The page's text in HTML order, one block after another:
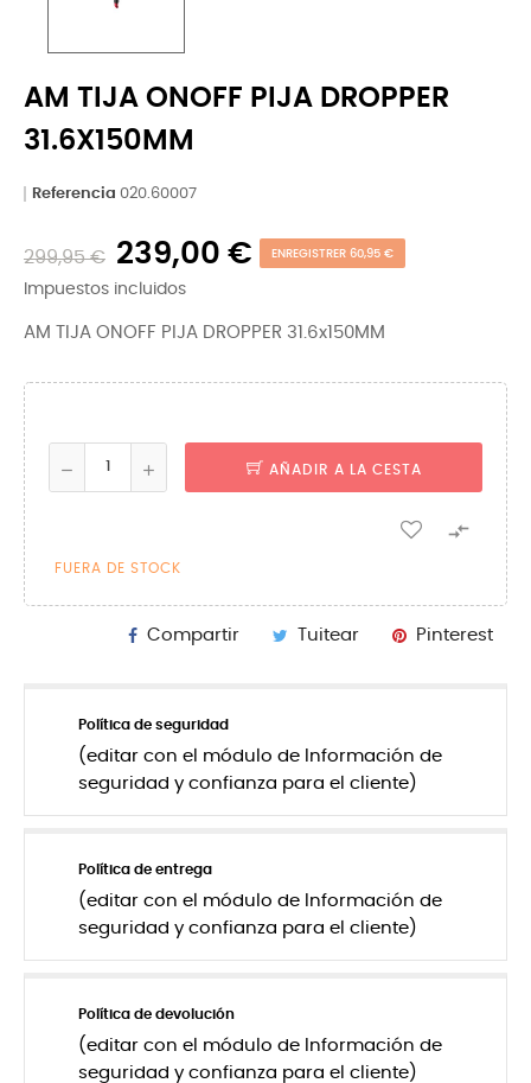
AM TIJA ONOFF PIJA DROPPER
31.6X150MM
Referencia 020.60007
299,95 € 239,00 € ENREGISTRER 60,95 €
Impuestos incluidos
AM TIJA ONOFF PIJA DROPPER 31.6x150MM
AÑADIR A LA CESTA

FUERA DE STOCK
Compartir Tuitear Pinterest
Política de seguridad
(editar con el módulo de Información de
seguridad y confianza para el cliente)
Política de entrega
(editar con el módulo de Información de
seguridad y confianza para el cliente)
Política de devolución
(editar con el módulo de Información de
seguridad y confianza para el cliente)